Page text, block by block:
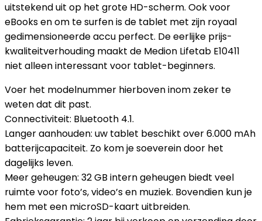
uitstekend uit op het grote HD-scherm. Ook voor
eBooks en om te surfen is de tablet met zijn royaal
gedimensioneerde accu perfect. De eerlijke prijs-
kwaliteitverhouding maakt de Medion Lifetab E10411
niet alleen interessant voor tablet-beginners.
Voer het modelnummer hierboven inom zeker te
weten dat dit past.
Connectiviteit: Bluetooth 4.1.
Langer aanhouden: uw tablet beschikt over 6.000 mAh
batterijcapaciteit. Zo kom je soeverein door het
dagelijks leven.
Meer geheugen: 32 GB intern geheugen biedt veel
ruimte voor foto’s, video’s en muziek. Bovendien kun je
hem met een microSD-kaart uitbreiden.